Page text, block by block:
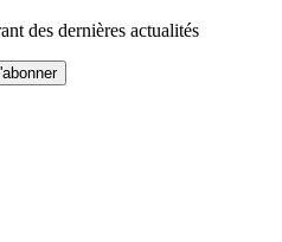
des dernières actualités